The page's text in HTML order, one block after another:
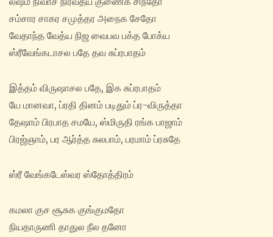
சம்சார சாகர சமுத்தர அநைக சேதோ
வேதாந்த வேத்ய நிஜ வைபவ பக்த போக்ய
ஸ்ரீவேங்கடாசல பதே தவ சுப்ரபாதம்
இத்தம் விருஷாசல பதே, இக சுப்ரபாதம்
யே மானவா, ப்ரதி தினம் படிதும் ப்ர-விருத்தா
தேஷாம் பிரபாத சமயே, ஸ்மிருதி ரங்க பாஜாம்
பிரஜ்ஞாம், பர ஆர்த்த சுலபாம், பரமாம் ப்ரசுதே
ஸ்ரீ வேங்கடேஸ்வர ஸ்தோத்திரம்
கமலா குச சூசுக குங்குமதோ
நியதாருணி தாதுல நீல தனோ